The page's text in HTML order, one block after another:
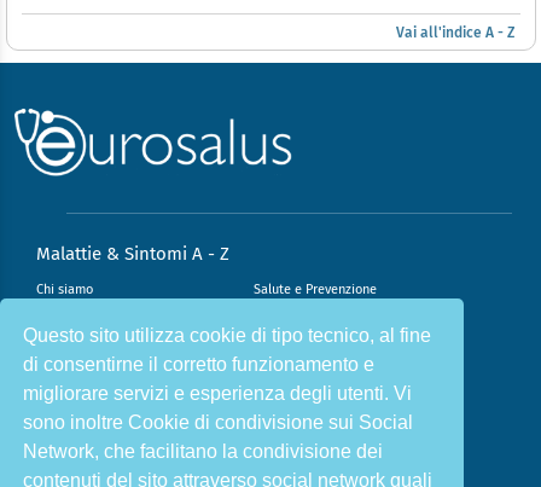
Questo sito utilizza cookie di tipo tecnico, al fine
di consentirne il corretto funzionamento e
migliorare servizi e esperienza degli utenti. Vi
sono inoltre Cookie di condivisione sui Social
Network, che facilitano la condivisione dei
contenuti del sito attraverso social network quali
Vai all'indice A - Z
Malattie & Sintomi A - Z
Chi siamo Salute e Prevenzione
Infiammazione e Allergia Direzione scientifica
Nutrizione e Stili di vita Sport e Benessere
Cookie Policy L’angolo del dottore